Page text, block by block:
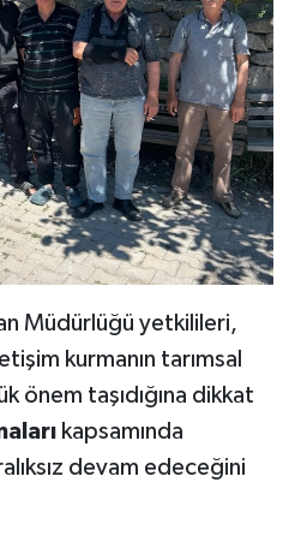
Müdürlüğü yetkilileri,
kurmanın tarımsal
önem taşıdığına dikkat
kapsamında
devam edeceğini